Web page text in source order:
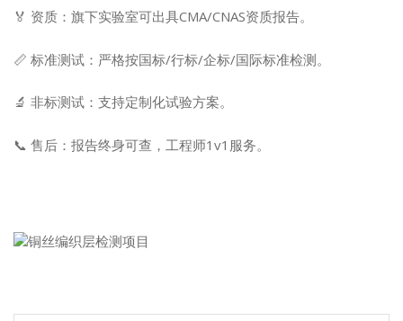
🏅 资质：旗下实验室可出具CMA/CNAS资质报告。
📏 标准测试：严格按国标/行标/企标/国际标准检测。
🔬 非标测试：支持定制化试验方案。
📞 售后：报告终身可查，工程师1v1服务。